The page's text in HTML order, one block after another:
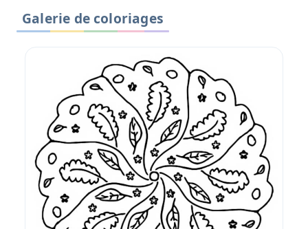
Galerie de coloriages